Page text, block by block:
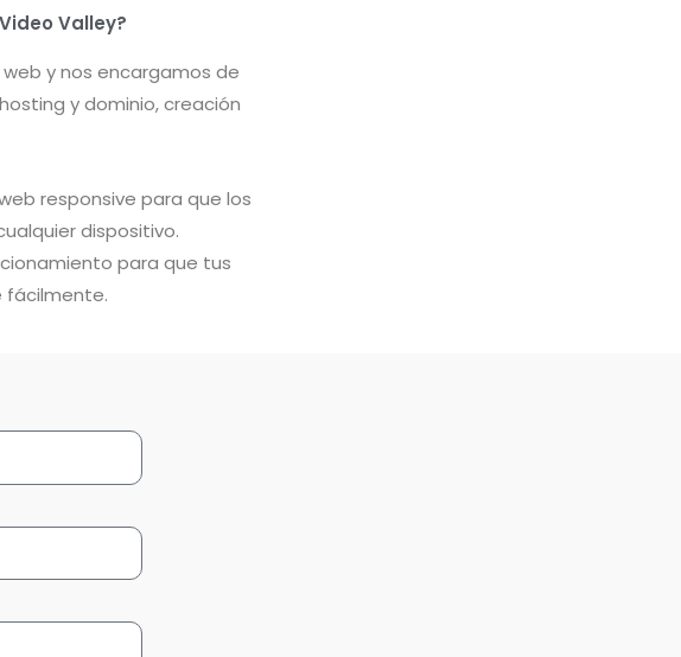
Valley?
y nos encargamos de
y dominio, creación
responsive para que los
dispositivo.
para que tus
fácilmente.